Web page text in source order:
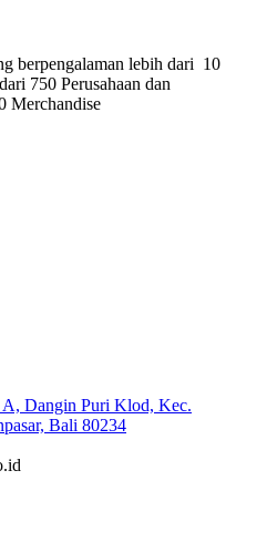
berpengalaman lebih dari 10
750 Perusahaan dan
Merchandise
Dangin Puri Klod, Kec.
Bali 80234